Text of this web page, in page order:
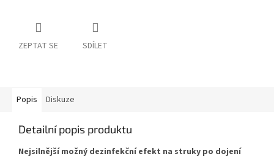
ZEPTAT SE SDÍLET
Popis Diskuze
Detailní popis produktu
Nejsilnější možný dezinfekční efekt na struky po dojení